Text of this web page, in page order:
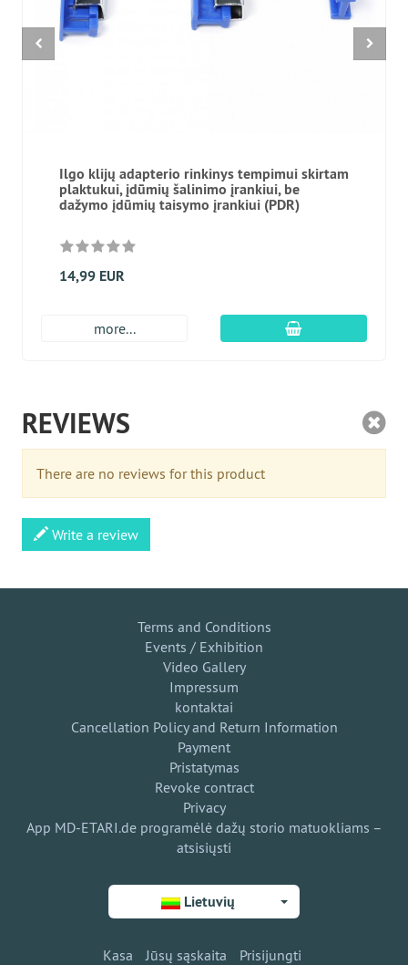
Ilgo klijų adapterio rinkinys tempimui skirtam
plaktukui, įdūmių šalinimo įrankiui, be
dažymo įdūmių taisymo įrankiui (PDR)
14,99 EUR
more... Įdėti į krepšį
REVIEWS
There are no reviews for this product
Write a review
Terms and Conditions
Events / Exhibition
Video Gallery
Impressum
kontaktai
Cancellation Policy and Return Information
Payment
Pristatymas
Revoke contract
Privacy
App MD-ETARI.de programėlė dažų storio matuokliams –
atsisiųsti
Lietuvių
Kasa Jūsų sąskaita Prisijungti